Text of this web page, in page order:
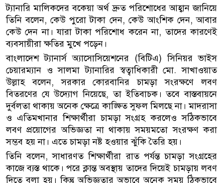
ট্যানারি মালিকদের বকেয়া অর্থ দ্রুত পরিশোধের আহ্বান জানিয়ে
তিনি বলেন, কেউ পুরো টাকা দেন, কেউ আংশিক দেন, আবার
কেউ দেন না। যারা টাকা পরিশোধ করেন না, তাদের কারণেই
ব্যবসায়ীরা ক্ষতির মুখে পড়েন।
বাংলাদেশ ট্যানার্স অ্যাসোসিয়েশনের (বিটিএ) সিনিয়র ভাইস
চেয়ারম্যান ও সালমা ট্যানারির স্বত্বাধিকারী মো. সাখাওয়াত
উল্লাহ বলেন, সরকার কোরবানির চামড়া সংরক্ষণে লবণ
বিতরণের যে উদ্যোগ নিয়েছে, তা ইতিবাচক। তবে বাস্তবায়নে
দুর্বলতা থাকায় অনেক ক্ষেত্রে কাঙ্ক্ষিত সুফল মিলছে না। মাদরাসা
ও এতিমখানার শিক্ষার্থীরা চামড়া সংগ্রহ করলেও সঠিকভাবে
লবণ প্রয়োগের অভিজ্ঞতা না থাকায় সময়মতো সংরক্ষণ করা
সম্ভব হয় না। এতে চামড়া নষ্ট হওয়ার ঝুঁকি তৈরি হয়।
তিনি বলেন, সাধারণত শিক্ষার্থীরা রাত পর্যন্ত চামড়া সংগ্রহের
কাজে ব্যস্ত থাকে। পরে ক্লান্ত অবস্থায় তাদের দিয়েই চামড়ায় লবণ
দিতে বলা হয়। কিন্তু অভিজ্ঞতার অভাবে অনেক সময় ঠিকভাবে